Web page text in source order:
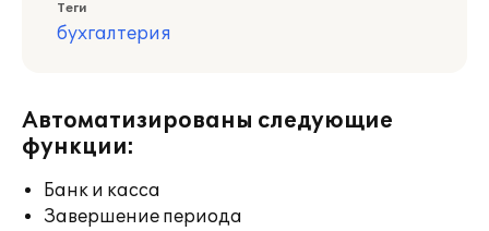
Теги
бухгалтерия
Автоматизированы следующие
функции:
Банк и касса
Завершение периода